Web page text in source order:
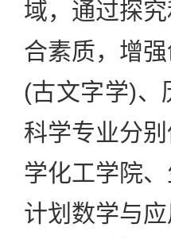
域，通过探
合素质，增
(古文字学)、
科学专业分
学化工学院
计划数学与